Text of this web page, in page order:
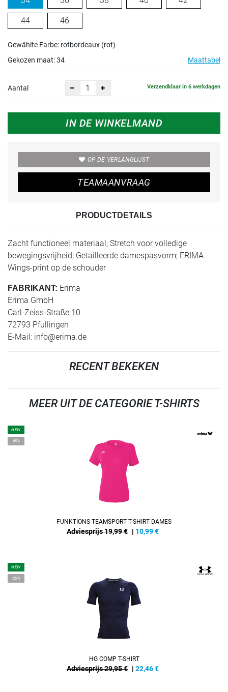
44 46
Gewählte Farbe: rotbordeaux (rot)
Gekozen maat:34 Maattabel
Aantal Verzendklaar in 6 werkdagen
IN DE WINKELMAND
OP DE VERLANGLIJST
TEAMAANVRAAG
PRODUCTDETAILS
Zacht functioneel materiaal; Stretch voor volledige
bewegingsvrijheid; Getailleerde damespasvorm; ERIMA
Wings-print op de schouder
FABRIKANT: Erima
Erima GmbH
Carl-Zeiss-Straße 10
72793 Pfullingen
E-Mail: info@erima.de
RECENT BEKEKEN
MEER UIT DE CATEGORIE T-SHIRTS
NEW
-45%
FUNKTIONS TEAMSPORT T-SHIRT DAMES
Adviesprijs 19,99 € | 10,99€
NEW
-25%
HG COMP T-SHIRT
Adviesprijs 29,95 € | 22,46€